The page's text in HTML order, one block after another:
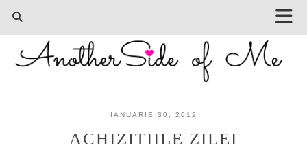
IANUARIE 30, 2012
ACHIZITIILE ZILEI